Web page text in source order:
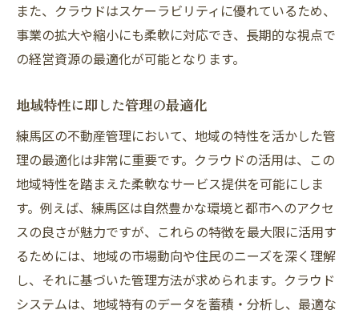
また、クラウドはスケーラビリティに優れているため、
事業の拡大や縮小にも柔軟に対応でき、長期的な視点で
の経営資源の最適化が可能となります。
地域特性に即した管理の最適化
練馬区の不動産管理において、地域の特性を活かした管
理の最適化は非常に重要です。クラウドの活用は、この
地域特性を踏まえた柔軟なサービス提供を可能にしま
す。例えば、練馬区は自然豊かな環境と都市へのアクセ
スの良さが魅力ですが、これらの特徴を最大限に活用す
るためには、地域の市場動向や住民のニーズを深く理解
し、それに基づいた管理方法が求められます。クラウド
システムは、地域特有のデータを蓄積・分析し、最適な